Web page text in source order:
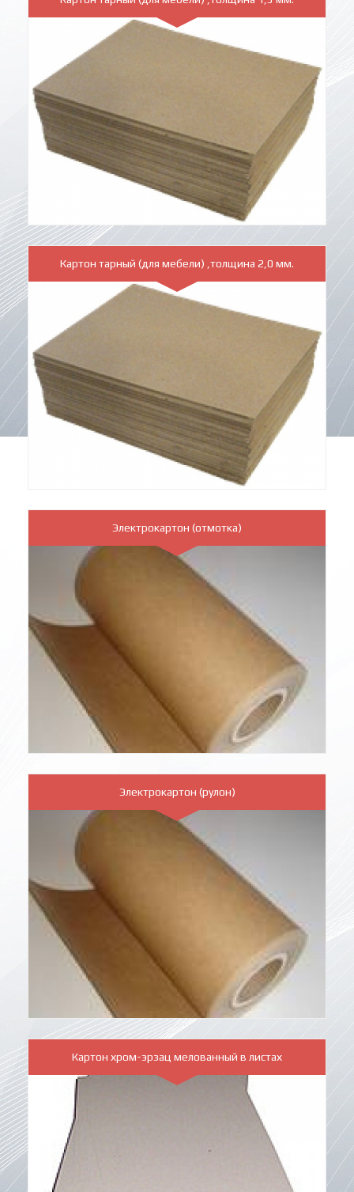
Картон тарный (для мебели) ,толщина 2,0 мм.
Электрокартон (отмотка)
Электрокартон (рулон)
Картон хром-эрзац мелованный в листах